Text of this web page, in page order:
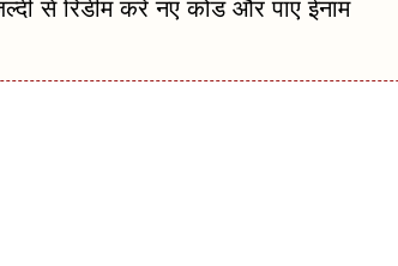
से रिडीम करे नए कोड और पाए ईनाम